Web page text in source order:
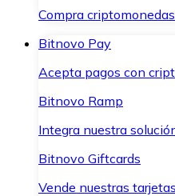
Compra
Bitnovo Pay
Acepta pagos con
Bitnovo Ramp
Integra nuestra
Bitnovo Giftcards
Vende nuestras